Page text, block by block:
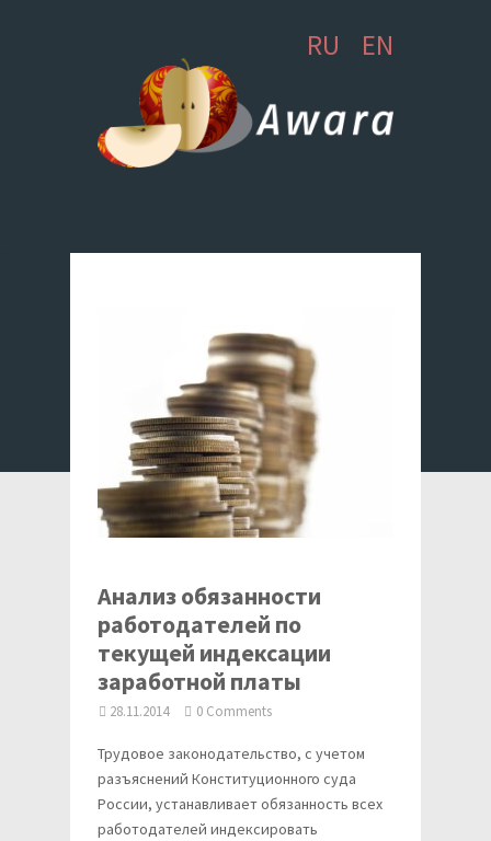
RU EN
Анализ обязанности
работодателей по
текущей индексации
заработной платы
28.11.2014 0 Comments
Трудовое законодательство, с учетом
разъяснений Конституционного суда
России, устанавливает обязанность всех
работодателей индексировать